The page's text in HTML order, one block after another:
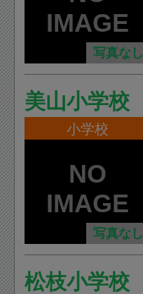
写真なし
美山小学校
小学校
写真なし
松枝小学校